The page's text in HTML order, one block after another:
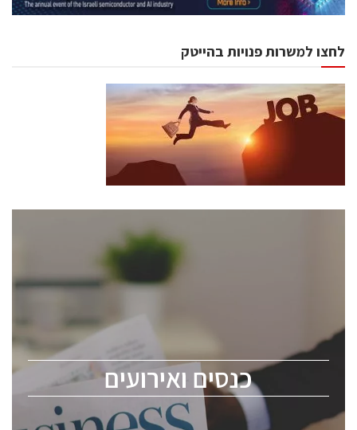
לחצו למשרות פנויות בהייטק
כנסים ואירועים
כנסים ואירועים
לכל העוסקים בתעשיית הסמיקונדקטור כולל מהנדסים,
מומחים מקצועיים ובכירים.
ChipEx2026 will be held on May 12-13, 2026. The
conference is intended for everyone involved in the